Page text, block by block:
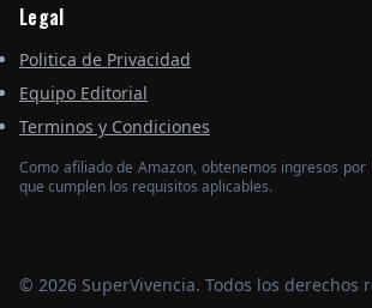
Legal
Politica de Privacidad
Equipo Editorial
Terminos y Condiciones
Como afiliado de Amazon, obtenemos ingresos
que cumplen los requisitos aplicables.
© 2026 SuperVivencia. Todos los derechos